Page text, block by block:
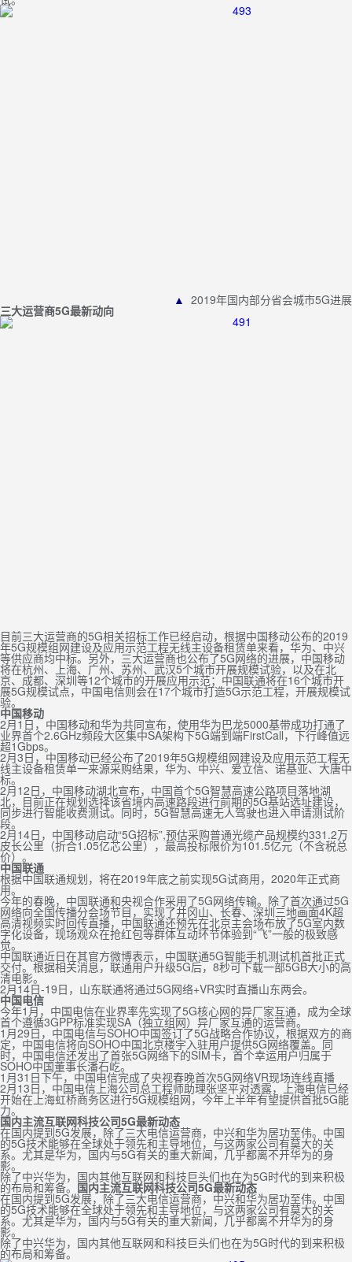
▲ 2019年国内部分省会城市5G进展
三大运营商5G最新动向
目前三大运营商的5G相关招标工作已经启动，根据中国移动公布的2019
年5G规模组网建设及应用示范工程无线主设备租赁单来看，华为、中兴
等供应商均中标。另外，三大运营商也公布了5G网络的进展，中国移动
将在杭州、上海、广州、苏州、武汉5个城市开展规模试验，以及在北
京、成都、深圳等12个城市的开展应用示范；中国联通将在16个城市开
展5G规模试点，中国电信则会在17个城市打造5G示范工程，开展规模试
验。
中国移动
2月1日，中国移动和华为共同宣布，使用华为巴龙5000基带成功打通了
业界首个2.6GHz频段大区集中SA架构下5G端到端FirstCall，下行峰值远
超1Gbps。
2月3日，中国移动已经公布了2019年5G规模组网建设及应用示范工程无
线主设备租赁单一来源采购结果，华为、中兴、爱立信、诺基亚、大唐中
标。
2月12日，中国移动湖北宣布，中国首个5G智慧高速公路项目落地湖
北，目前正在规划选择该省境内高速路段进行前期的5G基站选址建设，
同步进行智能收费测试。同时，5G智慧高速无人驾驶也进入申请测试阶
段。
2月14日，中国移动启动“5G招标”,预估采购普通光缆产品规模约331.2万
皮长公里（折合1.05亿芯公里），最高投标限价为101.5亿元（不含税总
价）。
中国联通
根据中国联通规划，将在2019年底之前实现5G试商用，2020年正式商
用。
今年的春晚，中国联通和央视合作采用了5G网络传输。除了首次通过5G
网络向全国传播分会场节目，实现了井冈山、长春、深圳三地画面4K超
高清视频实时回传直播，中国联通还预先在北京主会场布放了5G室内数
字化设备，现场观众在抢红包等群体互动环节体验到“飞”一般的极致感
觉。
中国联通近日在其官方微博表示，中国联通5G智能手机测试机首批正式
交付。根据相关消息，联通用户升级5G后，8秒可下载一部5GB大小的高
清电影。
2月14日-19日，山东联通将通过5G网络+VR实时直播山东两会。
中国电信
今年1月，中国电信在业界率先实现了5G核心网的异厂家互通，成为全球
首个遵循3GPP标准实现SA（独立组网）异厂家互通的运营商。
1月29日，中国电信与SOHO中国签订了5G战略合作协议，根据双方的商
定，中国电信将向SOHO中国北京楼宇入驻用户提供5G网络覆盖。同
时，中国电信还发出了首张5G网络下的SIM卡，首个幸运用户归属于
SOHO中国董事长潘石屹。
1月31日下午，中国电信完成了央视春晚首次5G网络VR现场连线直播
2月13日，中国电信上海公司总工程师助理张坚平对透露，上海电信已经
开始在上海虹桥商务区进行5G规模组网，今年上半年有望提供首批5G能
力。
国内主流互联网科技公司5G最新动态
在国内提到5G发展，除了三大电信运营商，中兴和华为居功至伟。中国
的5G技术能够在全球处于领先和主导地位，与这两家公司有莫大的关
系。尤其是华为，国内与5G有关的重大新闻，几乎都离不开华为的身
影。
除了中兴华为，国内其他互联网和科技巨头们也在为5G时代的到来积极
的布局和筹备。 国内主流互联网科技公司5G最新动态
在国内提到5G发展，除了三大电信运营商，中兴和华为居功至伟。中国
的5G技术能够在全球处于领先和主导地位，与这两家公司有莫大的关
系。尤其是华为，国内与5G有关的重大新闻，几乎都离不开华为的身
影。
除了中兴华为，国内其他互联网和科技巨头们也在为5G时代的到来积极
的布局和筹备。